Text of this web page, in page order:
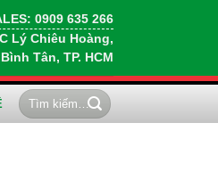
0909 635 266
Lý Chiêu Hoàng,
Tân, TP. HCM
Tìm
kiếm: